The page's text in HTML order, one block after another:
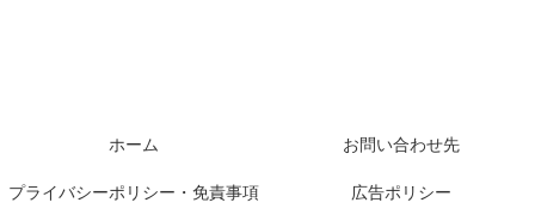
ホーム お問い合わせ先
プライバシーポリシー・免責事項 広告ポリシー